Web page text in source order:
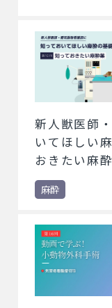
新人獣医師
いてほしい
おきたい麻
麻酔